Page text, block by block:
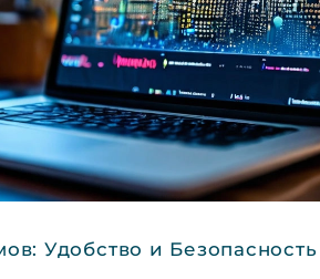
Удобство и